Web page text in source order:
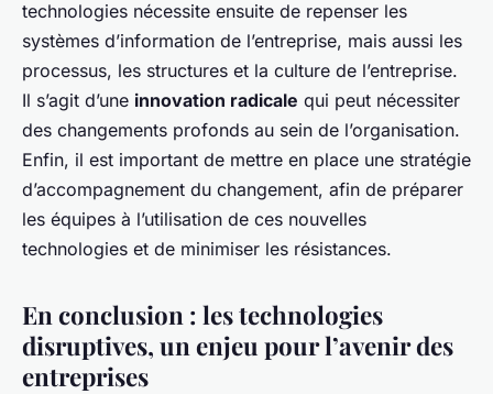
technologies nécessite ensuite de repenser les
systèmes d’information de l’entreprise, mais aussi les
processus, les structures et la culture de l’entreprise.
Il s’agit d’une innovation radicale qui peut nécessiter
des changements profonds au sein de l’organisation.
Enfin, il est important de mettre en place une stratégie
d’accompagnement du changement, afin de préparer
les équipes à l’utilisation de ces nouvelles
technologies et de minimiser les résistances.
En conclusion : les technologies
disruptives, un enjeu pour l’avenir des
entreprises